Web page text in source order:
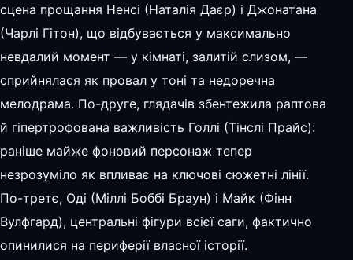
сцена прощання Ненсі (Наталія Даєр) і Джонатана
(Чарлі Гітон), що відбувається у максимально
невдалий момент — у кімнаті, залитій слизом, —
сприйнялася як провал у тоні та недоречна
мелодрама. По-друге, глядачів збентежила раптова
й гіпертрофована важливість Голлі (Тінслі Прайс):
раніше майже фоновий персонаж тепер
незрозуміло як впливає на ключові сюжетні лінії.
По-третє, Оді (Міллі Боббі Браун) і Майк (Фінн
Вулфгард), центральні фігури всієї саги, фактично
опинилися на периферії власної історії.